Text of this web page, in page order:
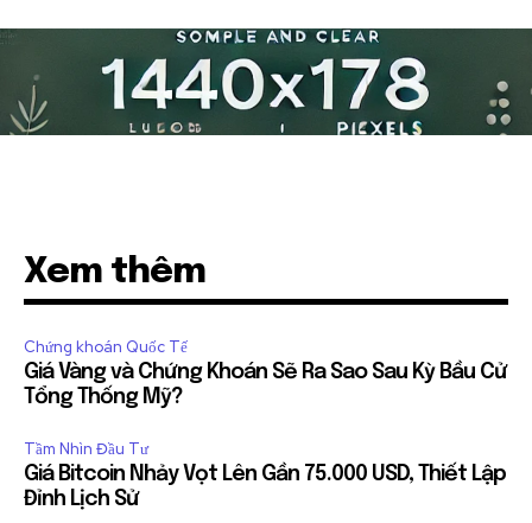
Xem thêm
Chứng khoán Quốc Tế
Giá Vàng và Chứng Khoán Sẽ Ra Sao Sau Kỳ Bầu Cử
Tổng Thống Mỹ?
Tầm Nhìn Đầu Tư
Giá Bitcoin Nhảy Vọt Lên Gần 75.000 USD, Thiết Lập
Đỉnh Lịch Sử